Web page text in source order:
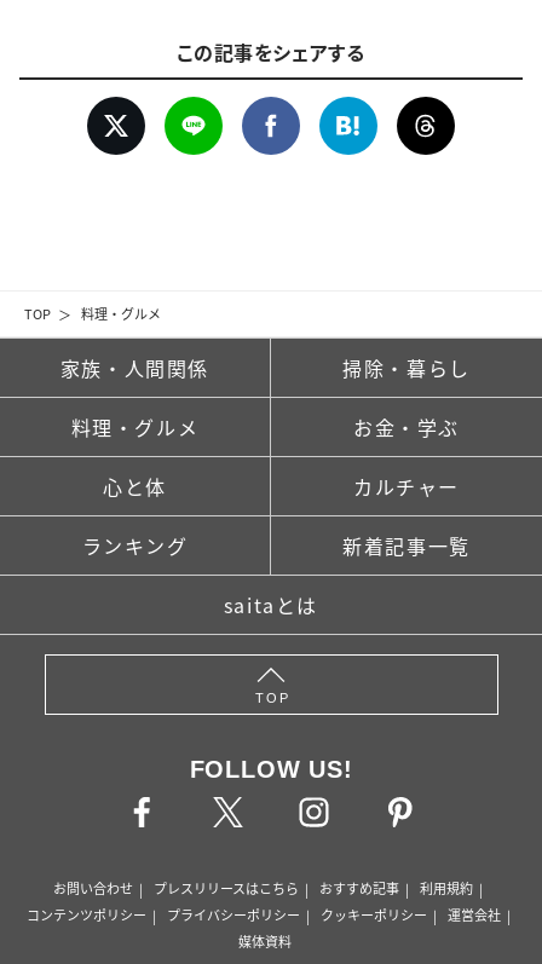
TOP 料理・グルメ
この記事をシェアする
家族・人間関係 掃除・暮らし
料理・グルメ お金・学ぶ
心と体 カルチャー
ランキング 新着記事一覧
saitaとは
TOP
FOLLOW US!
お問い合わせ プレスリリースはこちら おすすめ記事
利用規約
コンテンツポリシー
プライバシーポリシー クッキーポリシー
運営会社
媒体資料